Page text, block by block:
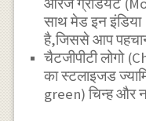
\text{ \&
मल्टीमोडल} &
\text{ \& स्वदेशी
AI} & \text{ \&
लाॅजिक} \\
\text{डेटा स्रोत}
ऑरेंज ग्रेडियंट
साथ मेड इन
है,जिससे आप
चैटजीपीटी लोगो
का स्टलाइजड
green) चिन्ह और